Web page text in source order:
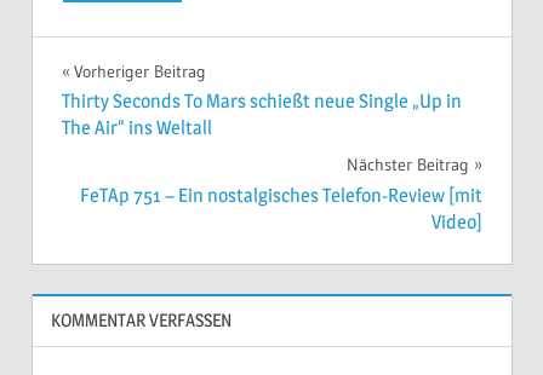
Beitragsnavigation
Vorheriger Beitrag
Thirty Seconds To Mars schießt neue Single „Up in
The Air“ ins Weltall
Nächster Beitrag
FeTAp 751 – Ein nostalgisches Telefon-Review [mit
Video]
KOMMENTAR VERFASSEN